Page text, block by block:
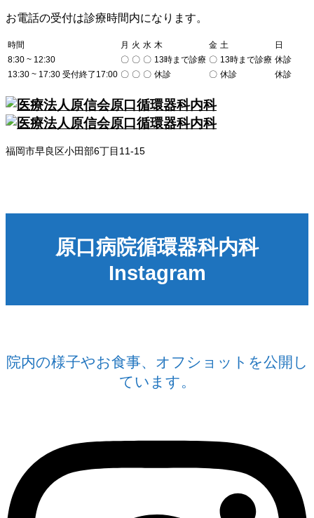
お電話の受付は診療時間内になります。
時間 月 火 水 木 金 土
日
8:30 ~ 12:30
〇 〇 〇 13時まで診療 〇 13時まで診療 休診
13:30 ~ 17:30 受付終了17:00 〇 〇 〇 休診 〇 休診 休診
福岡市早良区小田部6丁目11-15
原口病院循環器科内科
Instagram
院内の様子やお食事、オフショットを公開し
ています。